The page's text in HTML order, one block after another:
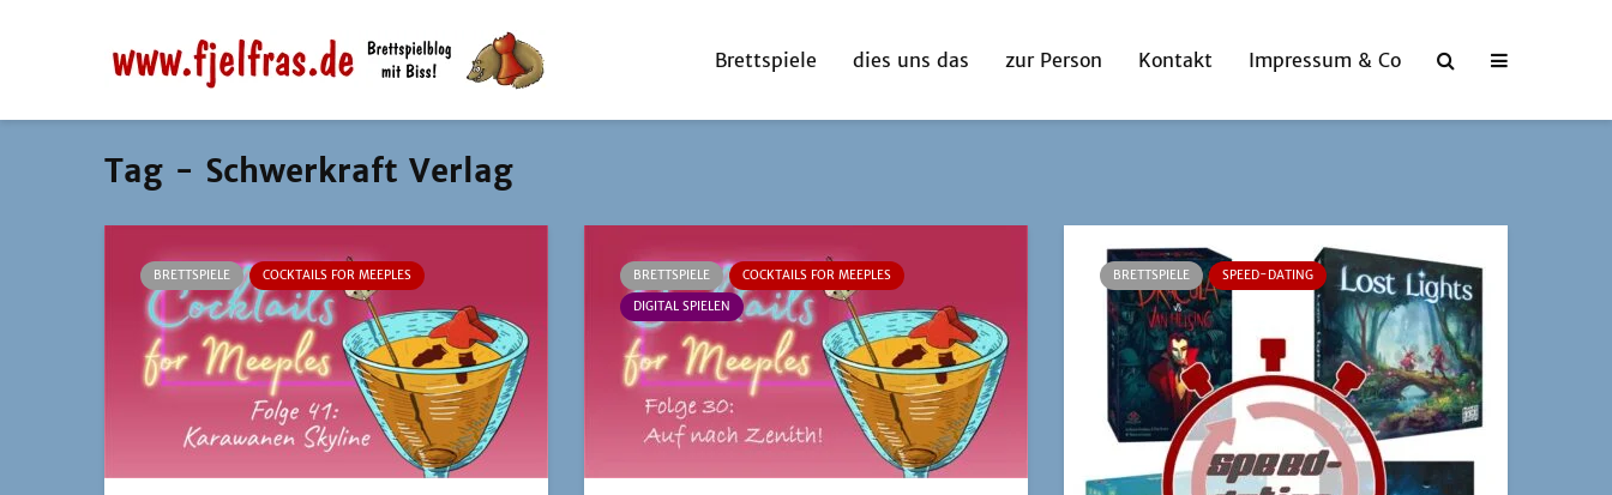
Brettspiele dies uns das zur Person Kontakt Impressum & Co
Tag - Schwerkraft Verlag
BRETTSPIELE COCKTAILS FOR MEEPLES BRETTSPIELE
COCKTAILS FOR MEEPLES
DIGITAL SPIELEN
BRETTSPIELE SPEED-DATING